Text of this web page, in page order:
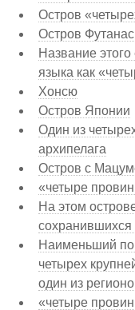
Остров
Остров
Название
языка как
Хонсю
Остров Японии
Один из
архипелага
Остров с
«четыре
На этом
сохранившихся
Наименьший по
четырех
один из
«четыре